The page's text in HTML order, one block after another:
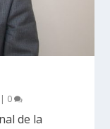
| 0
de la